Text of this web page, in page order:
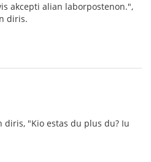
akcepti alian laborpostenon.",
diris.
diris, "Kio estas du plus du? Iu